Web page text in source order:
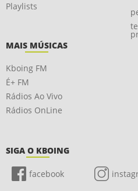
Playlists
MAIS MÚSICAS
Kboing FM
É+ FM
Rádios Ao Vivo
Rádios OnLine
SIGA O KBOING
facebook